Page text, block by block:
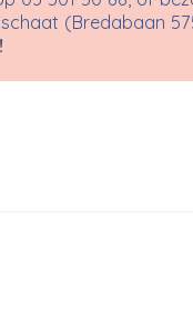
(Bredabaan